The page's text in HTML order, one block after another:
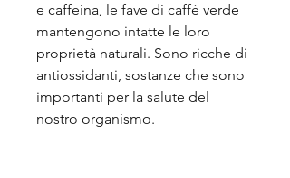
e caffeina, le fave di caffè verde
mantengono intatte le loro
proprietà naturali. Sono ricche di
antiossidanti, sostanze che sono
importanti per la salute del
nostro organismo.